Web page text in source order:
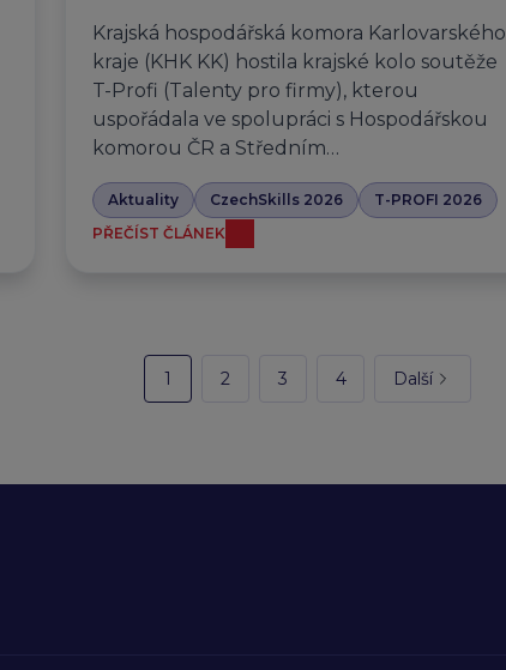
Krajská hospodářská komora Karlovarského
kraje (KHK KK) hostila krajské kolo soutěže
T-Profi (Talenty pro firmy), kterou
uspořádala ve spolupráci s Hospodářskou
komorou ČR a Středním…
Aktuality CzechSkills 2026
T-PROFI 2026
PŘEČÍST ČLÁNEK
1 2 3 4 Další